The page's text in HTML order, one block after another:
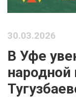
30.03.2026
В Уфе